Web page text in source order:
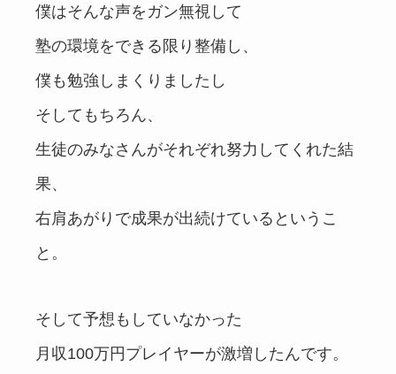
僕はそんな声をガン無視して
塾の環境をできる限り整備し、
僕も勉強しまくりましたし
そしてもちろん、
生徒のみなさんがそれぞれ努力してくれた結
果、
右肩あがりで成果が出続けているというこ
と。
そして予想もしていなかった
月収100万円プレイヤーが激増したんです。